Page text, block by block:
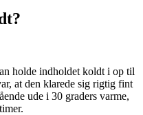
holde indholdet koldt i op til
at den klarede sig rigtig fint
ude i 30 graders varme,